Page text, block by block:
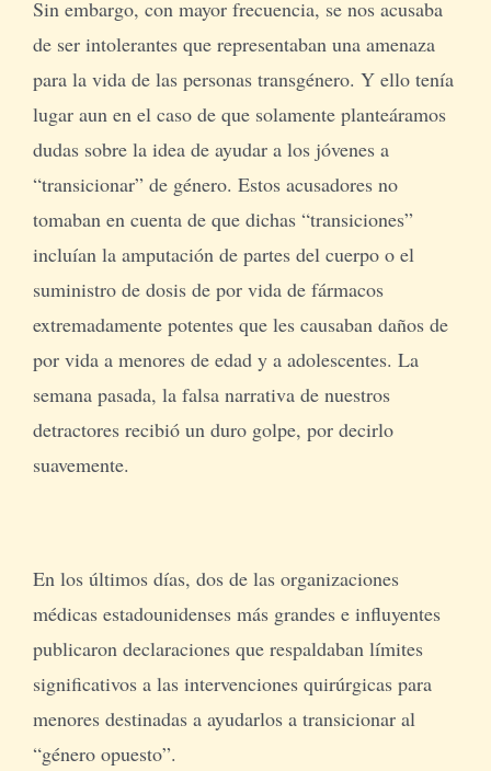
Sin embargo, con mayor frecuencia, se nos acusaba
de ser intolerantes que representaban una amenaza
para la vida de las personas transgénero. Y ello tenía
lugar aun en el caso de que solamente planteáramos
dudas sobre la idea de ayudar a los jóvenes a
“transicionar” de género. Estos acusadores no
tomaban en cuenta de que dichas “transiciones”
incluían la amputación de partes del cuerpo o el
suministro de dosis de por vida de fármacos
extremadamente potentes que les causaban daños de
por vida a menores de edad y a adolescentes. La
semana pasada, la falsa narrativa de nuestros
detractores recibió un duro golpe, por decirlo
suavemente.
En los últimos días, dos de las organizaciones
médicas estadounidenses más grandes e influyentes
publicaron declaraciones que respaldaban límites
significativos a las intervenciones quirúrgicas para
menores destinadas a ayudarlos a transicionar al
“género opuesto”.